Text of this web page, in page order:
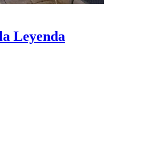
Leyenda